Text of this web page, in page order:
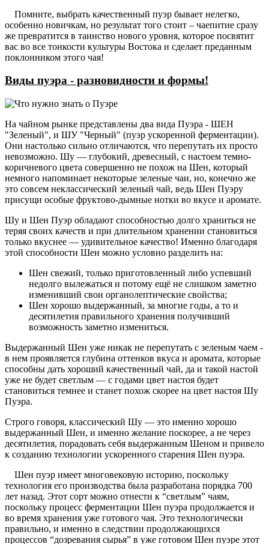
Помните, выбрать качественный пуэр бывает нелегко,
особенно новичкам, но результат того стоит – чаепитие сразу
же превратится в таинство нового уровня, которое посвятит
вас во все тонкости культуры Востока и сделает преданным
поклонником этого чая!
Виды пуэра - разновидности и формы!
На чайном рынке представлены два вида Пуэра - ШЕН
"Зеленый", и ШУ "Черный" (пуэр ускоренной ферментации).
Они настолько сильно отличаются, что перепутать их просто
невозможно. Шу — глубокий, древесный, с настоем темно-
коричневого цвета совершенно не похож на Шен, который
немного напоминает некоторые зеленые чаи, но, конечно же
это совсем неклассический зеленый чай, ведь Шен Пуэру
присущи особые фруктово-дымные нотки во вкусе и аромате.
Шу и Шен Пуэр обладают способностью долго храниться не
теряя своих качеств и при длительном хранении становиться
только вкуснее — удивительное качество! Именно благодаря
этой способности Шен можно условно разделить на:
Шен свежий, только приготовленный либо успевший
недолго вылежаться и потому ещё не слишком заметно
изменивший свои органолептические свойства;
Шен хорошо выдержанный, за многие годы, а то и
десятилетия правильного хранения получивший
возможность заметно измениться.
Выдержанный Шен уже никак не перепутать с зеленым чаем -
в нем проявляется глубина оттенков вкуса и аромата, которые
способны дать хороший качественный чай, да и такой настой
уже не будет светлым — с годами цвет настоя будет
становиться темнее и станет похож скорее на цвет настоя Шу
Пуэра.
Строго говоря, классический Шу — это именно хорошо
выдержанный Шен, и именно желание поскорее, а не через
десятилетия, порадовать себя выдержанным Шеном и привело
к созданию технологии ускоренного старения Шен пуэра.
Шен пуэр имеет многовековую историю, поскольку
технология его производства была разработана порядка 700
лет назад. Этот сорт можно отнести к “светлым” чаям,
поскольку процесс ферментации Шен пуэра продолжается и
во время хранения уже готового чая. Это технологически
правильно, и именно в следствии продолжающихся
процессов “дозревания сырья” в уже готовом Шен пуэре этот